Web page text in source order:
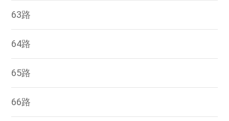
63路
64路
65路
66路